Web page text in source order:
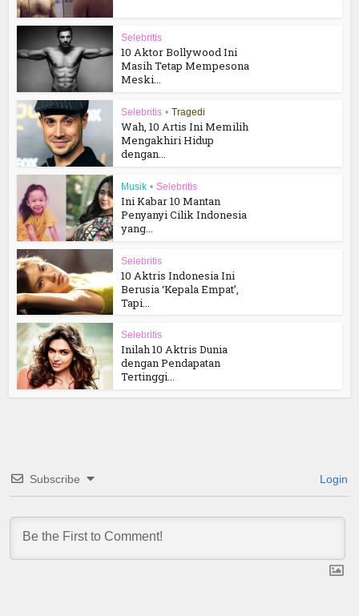
Selebritis
10 Aktor Bollywood Ini
Masih Tetap Mempesona
Meski...
Selebritis • Tragedi
Wah, 10 Artis Ini Memilih
Mengakhiri Hidup
dengan...
Musik • Selebritis
Ini Kabar 10 Mantan
Penyanyi Cilik Indonesia
yang...
Selebritis
10 Aktris Indonesia Ini
Berusia ‘Kepala Empat’,
Tapi...
Selebritis
Inilah 10 Aktris Dunia
dengan Pendapatan
Tertinggi...
Subscribe Login